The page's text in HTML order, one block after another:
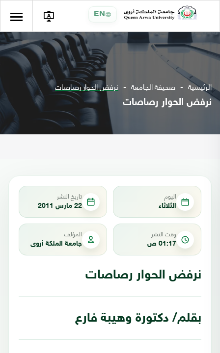
EN
الرئيسية صحيفة الجامعة نرفض الحوار رصاصات
نرفض الحوار رصاصات
اليوم
الثلاثاء
تاريخ النشر
22 مارس 2011
وقت النشر
01:17 ص
المؤلف
جامعة الملكة أروى
نرفض الحوار رصاصات
بقلم/ دكتورة وهيبة فارع